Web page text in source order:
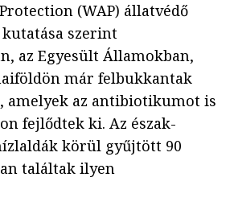
(WAP) állatvédő
szerint
az Egyesült Államokban,
már felbukkantak
amelyek az antibiotikumot is
fejlődtek ki. Az észak-
körül gyűjtött 90
találtak ilyen